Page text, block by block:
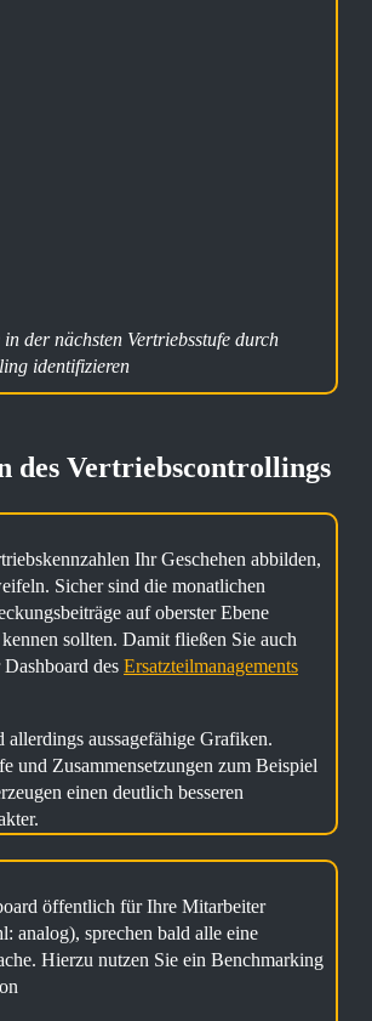
der nächsten Vertriebsstufe durch
identifizieren
des Vertriebscontrollings
Ihr Geschehen abbilden,
Sicher sind die monatlichen
auf oberster Ebene
sollten. Damit fließen Sie auch
des Ersatzteilmanagements
allerdings aussagefähige Grafiken.
und Zusammensetzungen zum Beispiel
einen deutlich besseren
öffentlich für Ihre Mitarbeiter
analog), sprechen bald alle eine
Hierzu nutzen Sie ein Benchmarking